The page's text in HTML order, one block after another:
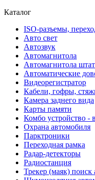
Каталог
ISO-разъемы,
Авто свет
Автозвук
Автомагнитола
Автомагнитола
Автоматические
Видеорегистратор
Кабели, гофры,
Камера заднего вида
Карты памяти
Комбо устройство -
Охрана автомобиля
Парктроники
Переходная рамка
Радар-детекторы
Радиостанция
Трекер (маяк) поиск